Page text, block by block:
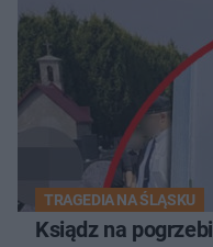
TRAGEDIA NA ŚLĄSKU
Ksiądz na